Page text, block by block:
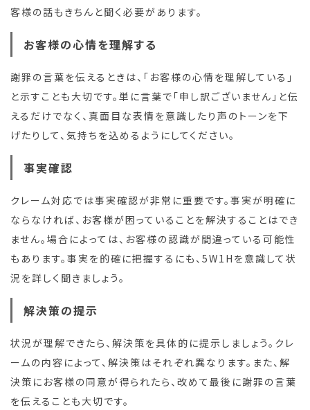
客様の話もきちんと聞く必要があります。
お客様の心情を理解する
謝罪の言葉を伝えるときは、「お客様の心情を理解している」
と示すことも大切です。単に言葉で「申し訳ございません」と伝
えるだけでなく、真面目な表情を意識したり声のトーンを下
げたりして、気持ちを込めるようにしてください。
事実確認
クレーム対応では事実確認が非常に重要です。事実が明確に
ならなければ、お客様が困っていることを解決することはでき
ません。場合によっては、お客様の認識が間違っている可能性
もあります。事実を的確に把握するにも、5W1Hを意識して状
況を詳しく聞きましょう。
解決策の提示
状況が理解できたら、解決策を具体的に提示しましょう。クレ
ームの内容によって、解決策はそれぞれ異なります。また、解
決策にお客様の同意が得られたら、改めて最後に謝罪の言葉
を伝えることも大切です。